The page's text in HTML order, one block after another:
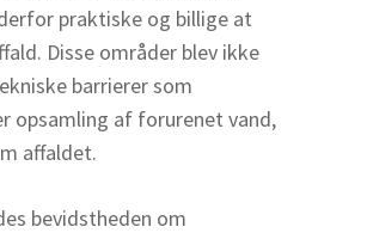
praktiske og billige at
Disse områder blev ikke
barrierer som
opsamling af forurenet vand,
affaldet.
bevidstheden om